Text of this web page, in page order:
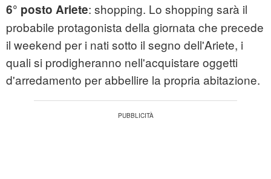
6° posto Ariete: shopping. Lo shopping sarà il
probabile protagonista della giornata che precede
il weekend per i nati sotto il segno dell'Ariete, i
quali si prodigheranno nell'acquistare oggetti
d'arredamento per abbellire la propria abitazione.